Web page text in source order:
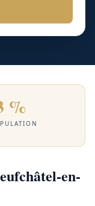
%
en-